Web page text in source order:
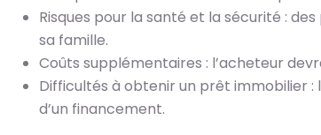
Risques pour la santé et la sécurité :
sa famille.
Coûts supplémentaires : l’acheteur
Difficultés à obtenir un prêt immobilier
d’un financement.